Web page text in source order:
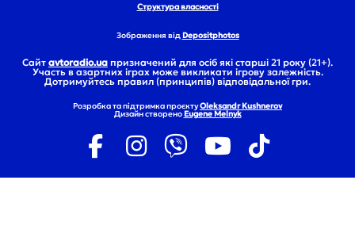
Структура власності
Зображення відDepositphotos
Сайт avtoradio.ua призначений для осіб які старші 21 року (21+).
Участь в азартних іграх може викликати ігрову залежність.
Дотримуйтесь правил (принципів) відповідальної гри.
Розробка та підтримка проєктуOleksandr Kushnerov
Дизайн створеноEugene Melnyk